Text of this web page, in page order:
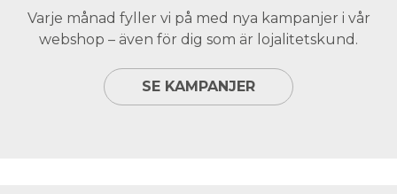
Varje månad fyller vi på med nya kampanjer i vår
webshop – även för dig som är lojalitetskund.
SE KAMPANJER